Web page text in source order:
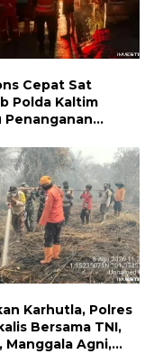
Cepat Sat
Polda Kaltim
Penanganan
Karhutla, Polres
Bersama TNI,
Manggala Agni,